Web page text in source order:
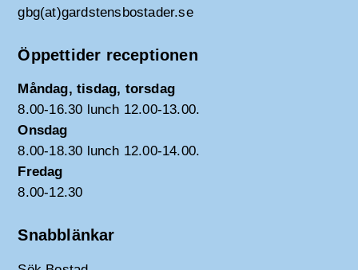
gbg(at)gardstensbostader.se
Öppettider receptionen
Måndag, tisdag, torsdag
8.00-16.30 lunch 12.00-13.00.
Onsdag
8.00-18.30 lunch 12.00-14.00.
Fredag
8.00-12.30
Snabblänkar